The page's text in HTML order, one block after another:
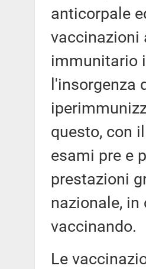
anticorpale
vaccinazioni
immunitario
l'insorgenza
questo, con
esami pre e
prestazioni
nazionale,
vaccinando.
Le